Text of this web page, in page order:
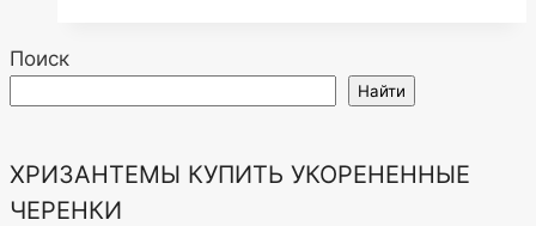
Поиск
Найти
ХРИЗАНТЕМЫ КУПИТЬ УКОРЕНЕННЫЕ
ЧЕРЕНКИ